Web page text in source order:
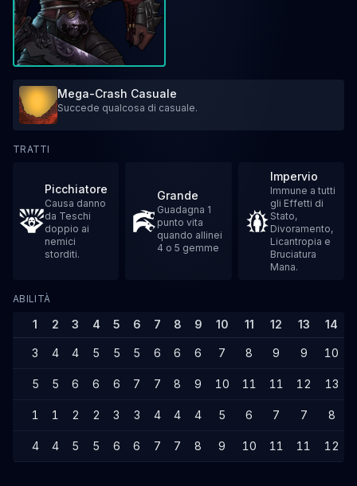
Mega-Crash Casuale
Succede qualcosa di casuale.
TRATTI
Picchiatore
Causa danno
da Teschi
doppio ai
nemici
storditi.
Grande
Guadagna 1
punto vita
quando allinei
4 o 5 gemme
Impervio
Immune a tutti
gli Effetti di
Stato,
Divoramento,
Licantropia e
Bruciatura
Mana.
ABILITÀ
1 2 3 4 5 6 7 8 9 10 11 12 13 14
3 4 4 5 5 5 6 6 6 7 8 9 9 10
5 5 6 6 6 7 7 8 9 10 11 11 12 13
1 1 2 2 3 3 4 4 4 5 6 7 7 8
4 4 5 5 6 6 7 7 8 9 10 11 11 12